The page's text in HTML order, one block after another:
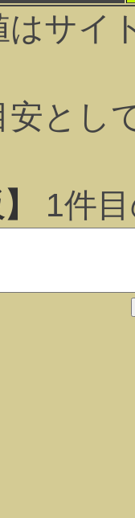
サイ
安とし
1件